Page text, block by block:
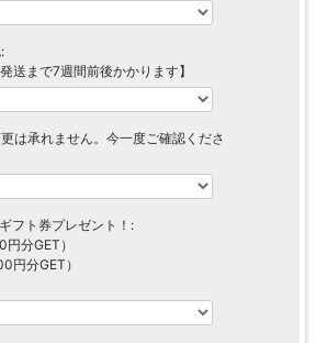
送まで7週間前後かかります】
は承れません。今一度ご確認くださ
フト券プレゼント！:
分GET）
円分GET）